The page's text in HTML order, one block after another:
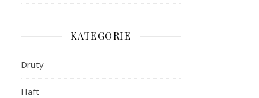
KATEGORIE
Druty
Haft